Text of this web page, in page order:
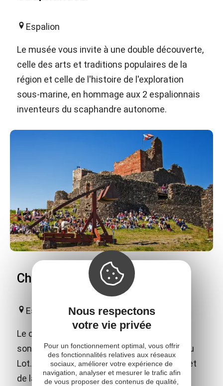
Espalion
Le musée vous invite à une double découverte,
celle des arts et traditions populaires de la
région et celle de l'histoire de l'exploration
sous-marine, en hommage aux 2 espalionnais
inventeurs du scaphandre autonome.
Château de Calmont d'Olt
Espalion
Le château fort de Calmont d'Olt domine de
son sommet la ville d'Espalion et la vallée du
Lot. En plus des nombreux jeux médiévaux et
de la visite libre, le château propose des
Nous respectons
votre vie privée
Pour un fonctionnement optimal, vous offrir
des fonctionnalités relatives aux réseaux
sociaux, améliorer votre expérience de
navigation, analyser et mesurer le trafic afin
de vous proposer des contenus de qualité,